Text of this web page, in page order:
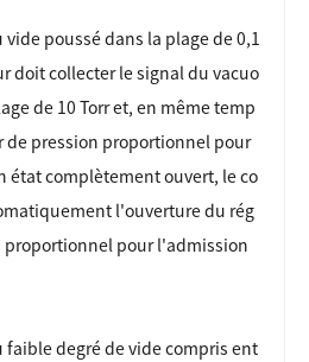
poussé dans la plage de 0,1
doit collecter le signal du vacuo
de 10 Torr et, en même temp
de pression proportionnel pour
état complètement ouvert, le co
l'ouverture du rég
proportionnel pour l'admission
faible degré de vide compris ent